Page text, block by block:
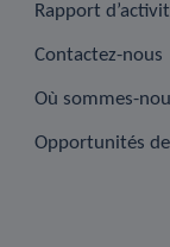
Rapport
Contactez-nous
Où sommes-
Opportunités